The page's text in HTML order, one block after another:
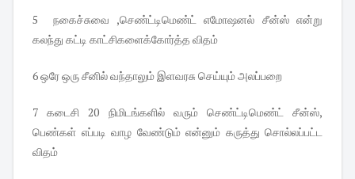
5 நகைச்சுவை ,செண்ட்டிமெண்ட் எமோஷனல் சீன்ஸ் என்று
கலந்து கட்டி காட்சிகளைக்கோர்த்த விதம்
6 ஒரே ஒரு சீனில் வந்தாலும் இளவரசு செய்யும் அலப்பறை
7 கடைசி 20 நிமிடங்களில் வரும் செண்ட்டிமெண்ட் சீன்ஸ்,
பெண்கள் எப்படி வாழ வேண்டும் என்னும் கருத்து சொல்லப்பட்ட
விதம்